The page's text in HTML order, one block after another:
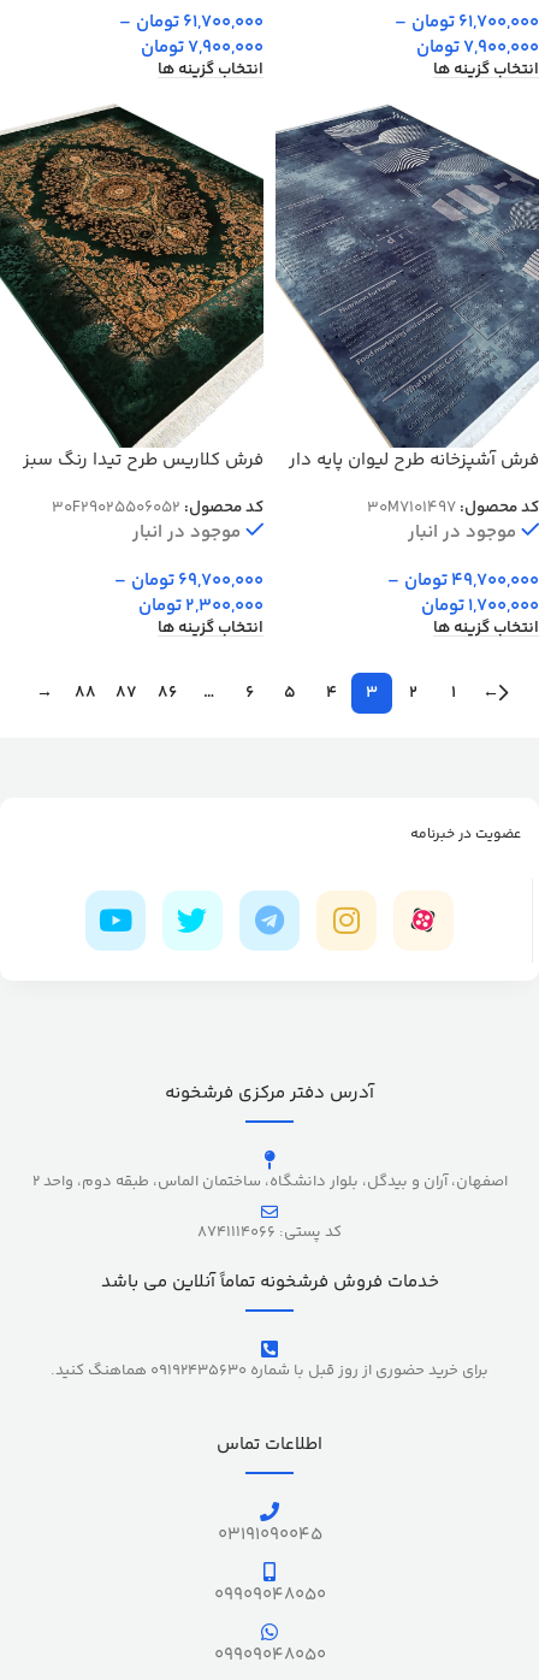
61,700,000تومان –
7,900,000تومان
انتخاب گزینه ها
61,700,000تومان –
7,900,000تومان
انتخاب گزینه ها
فرش آشپزخانه طرح لیوان پایه دار
کد محصول:30M7101497
موجود در انبار
49,700,000تومان –
1,700,000تومان
انتخاب گزینه ها
فرش کلاریس طرح تیدا رنگ سبز
کد محصول: 30F29025506052
موجود در انبار
69,700,000تومان –
2,300,000تومان
انتخاب گزینه ها
←
1
2
3
4
5
6
…
86
87
88
→
عضویت در خبرنامه
آدرس دفتر مرکزی فرشخونه
اصفهان، آران و بیدگل، بلوار دانشگاه، ساختمان الماس، طبقه دوم، واحد 2
کد پستی: 8741114066
خدمات فروش فرشخونه تماماً آنلاین می باشد
برای خرید حضوری از روز قبل با شماره 09192435630 هماهنگ کنید.
اطلاعات تماس
03191090045
09909048050
09909048050